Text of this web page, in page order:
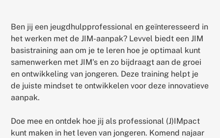
Ben jij een jeugdhulpprofessional en geïnteresseerd in
het werken met de JIM-aanpak? Levvel biedt een JIM
basistraining aan om je te leren hoe je optimaal kunt
samenwerken met JIM's en zo bijdraagt aan de groei
en ontwikkeling van jongeren. Deze training helpt je
de juiste mindset te ontwikkelen voor deze innovatieve
aanpak.
Doe mee en ontdek hoe jij als professional (J)IMpact
kunt maken in het leven van jongeren. Komend najaar